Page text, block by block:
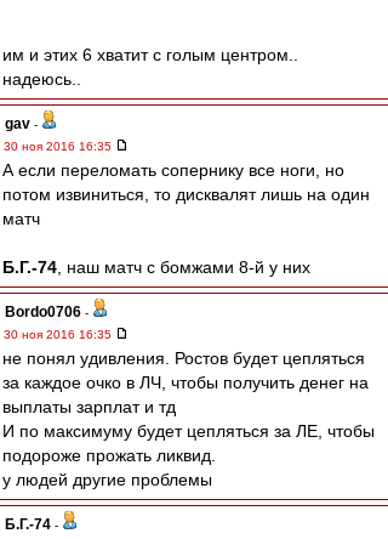
им и этих 6 хватит с голым центром..
надеюсь..
gav -
30 ноя 2016 16:35
А если переломать сопернику все ноги, но
потом извиниться, то дисквалят лишь на один
матч
Б.Г.-74 , наш матч с бомжами 8-й у них
Bordo0706 -
30 ноя 2016 16:35
не понял удивления. Ростов будет цепляться
за каждое очко в ЛЧ, чтобы получить денег на
выплаты зарплат и тд
И по максимуму будет цепляться за ЛЕ, чтобы
подороже прожать ликвид.
у людей другие проблемы
Б.Г.-74 -